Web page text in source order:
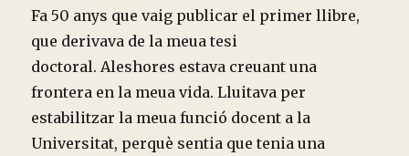
Fa 50 anys que vaig publicar el primer llibre,
que derivava de la meua tesi
doctoral. Aleshores estava creuant una
frontera en la meua vida. Lluitava per
estabilitzar la meua funció docent a la
Universitat, perquè sentia que tenia una